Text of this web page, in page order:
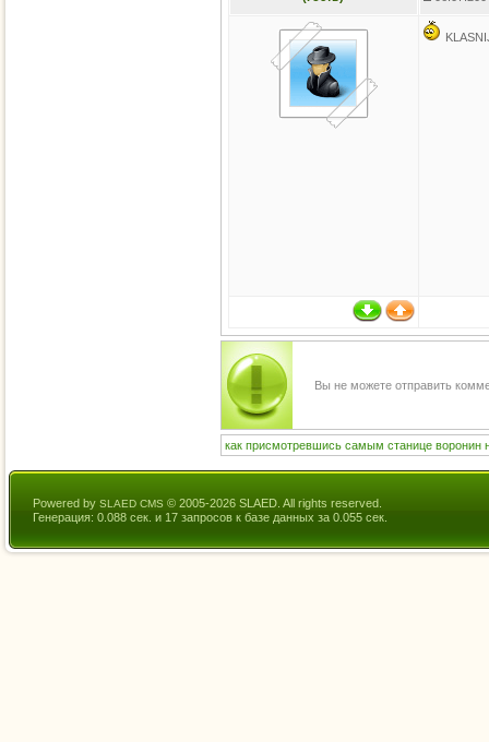
Вы не можете отправить
как присмотревшись самым станице воронин
Powered by SLAED CMS © 2005-2026 SLAED. All rights reserved.
Генерация: 0.088 сек. и 17 запросов к базе данных за 0.055 сек.